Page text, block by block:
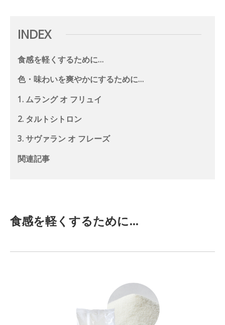
INDEX
食感を軽くするために…
色・味わいを爽やかにするために…
1. ムラング オ フリュイ
2. タルトシトロン
3. サヴァラン オ フレーズ
関連記事
食感を軽くするために…